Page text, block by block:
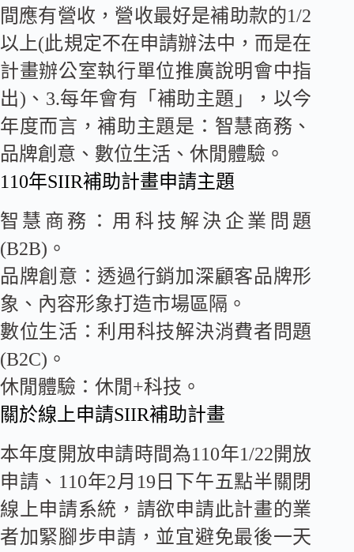
間應有營收，營收最好是補助款的1/2
以上(此規定不在申請辦法中，而是在
計畫辦公室執行單位推廣說明會中指
出)、3.每年會有「補助主題」，以今
年度而言，補助主題是：智慧商務、
品牌創意、數位生活、休閒體驗。
110年SIIR補助計畫申請主題
智慧商務：用科技解決企業問題
(B2B)。
品牌創意：透過行銷加深顧客品牌形
象、內容形象打造市場區隔。
數位生活：利用科技解決消費者問題
(B2C)。
休閒體驗：休閒+科技。
關於線上申請SIIR補助計畫
本年度開放申請時間為110年1/22開放
申請、110年2月19日下午五點半關閉
線上申請系統，請欲申請此計畫的業
者加緊腳步申請，並宜避免最後一天